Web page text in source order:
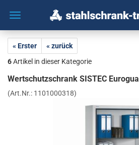
« Erster
« zurück
6Artikel in dieser Kategorie
Wert­schutz­schrank SIS­TEC
(Art.Nr.: 1101000318)